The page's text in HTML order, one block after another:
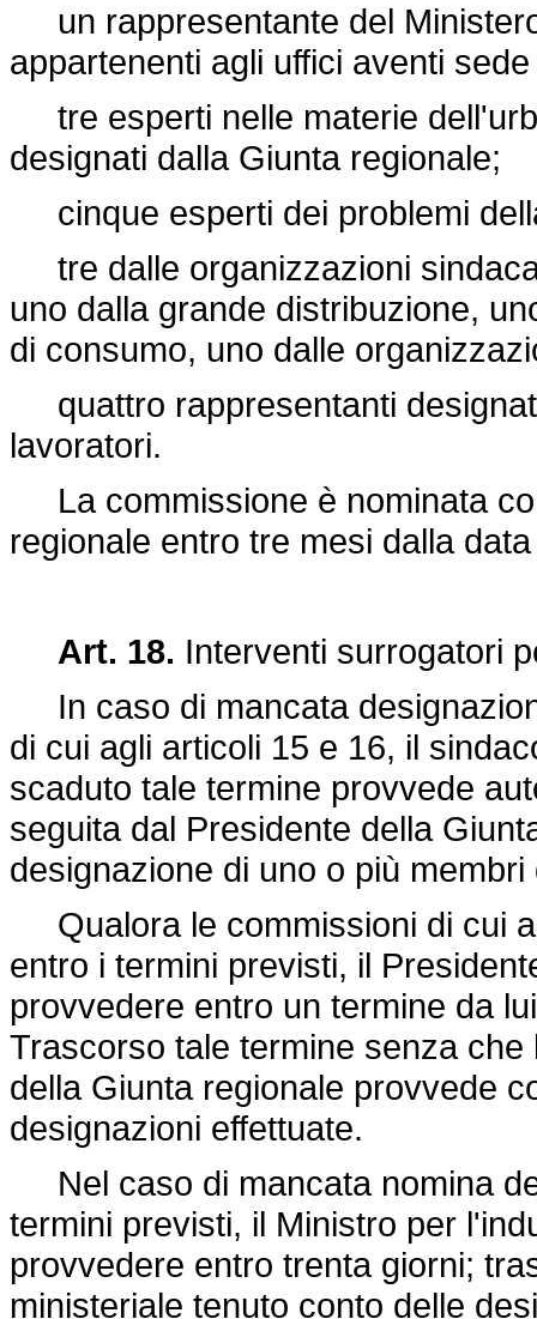
un rappresentante del
appartenenti agli uffici aventi
tre esperti nelle materie
designati dalla Giunta regionale;
cinque esperti dei problemi
tre dalle organizzazioni
uno dalla grande distribuzione,
di consumo, uno dalle
quattro rappresentanti
lavoratori.
La commissione è nominata
regionale entro tre mesi dalla
Art. 18. Interventi surrogatori
In caso di mancata
di cui agli articoli 15 e 16, il
scaduto tale termine provvede
seguita dal Presidente della
designazione di uno o più
Qualora le commissioni di cui
entro i termini previsti, il
provvedere entro un termine da
Trascorso tale termine senza
della Giunta regionale provvede
designazioni effettuate.
Nel caso di mancata nomina
termini previsti, il Ministro per
provvedere entro trenta giorni;
ministeriale tenuto conto delle